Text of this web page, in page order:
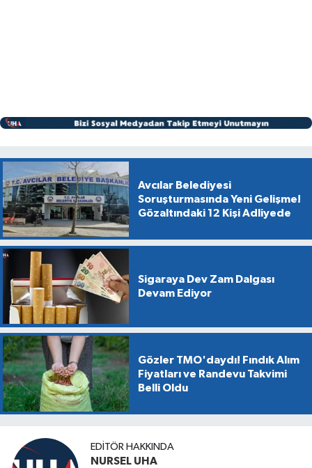
Avcılar Belediyesi
Soruşturmasında Yeni Gelişme!
Gözaltındaki 12 Kişi Adliyede
Sigaraya Dev Zam Dalgası
Devam Ediyor
Gözler TMO'daydı! Fındık Alım
Fiyatları ve Randevu Takvimi
Belli Oldu
EDITÖR HAKKINDA
NURSEL UHA